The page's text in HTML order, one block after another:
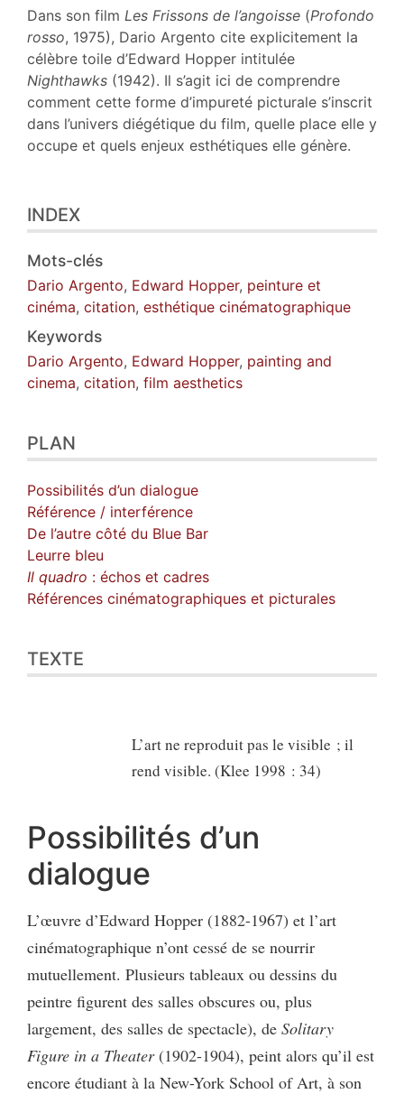
Texte
Bibliographie
Notes
Citer cet article
Auteur
Dans son film Les Frissons de l’angoisse (Profondo
rosso, 1975), Dario Argento cite explicitement la
célèbre toile d’Edward Hopper intitulée
Nighthawks (1942). Il s’agit ici de comprendre
comment cette forme d’impureté picturale s’inscrit
dans l’univers diégétique du film, quelle place elle y
occupe et quels enjeux esthétiques elle génère.
INDEX
Mots-clés
Dario Argento, Edward Hopper, peinture et
cinéma, citation, esthétique cinématographique
Keywords
Dario Argento, Edward Hopper, painting and
cinema, citation, film aesthetics
PLAN
Possibilités d’un dialogue
Référence / interférence
De l’autre côté du Blue Bar
Leurre bleu
Il quadro : échos et cadres
Références cinématographiques et picturales
TEXTE
L’art ne reproduit pas le visible ; il
rend visible. (Klee 1998 : 34)
Possibilités d’un
dialogue
L’œuvre d’Edward Hopper (1882-1967) et l’art
cinématographique n’ont cessé de se nourrir
mutuellement. Plusieurs tableaux ou dessins du
peintre figurent des salles obscures ou, plus
largement, des salles de spectacle), de Solitary
Figure in a Theater(1902-1904), peint alors qu’il est
encore étudiant à la New-York School of Art, à son